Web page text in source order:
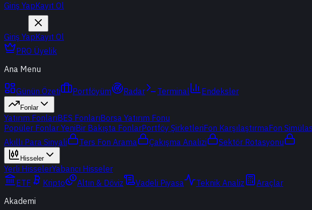
Giriş YapKayıt Ol
Giriş YapKayıt Ol
PRO Üyelik
Ana Menu
Günün Özeti Portföyüm Radar Terminal Endeksler
Fonlar
Yatırım FonlarıBES FonlarıBorsa Yatırım Fonu
Popüler Fonlar YeniBir Bakışta FonlarPortföy ŞirketleriFon KarşılaştırmaFon
Akıllı Para Sinyali
Ters Fon Arama Çakışma Analizi Sektör Rotasyonu
Hisseler
Yerli HisselerYabancı Hisseler
ETF
Kripto Altın & Döviz Vadeli Piyasa Teknik Analiz
Araçlar
Akademi